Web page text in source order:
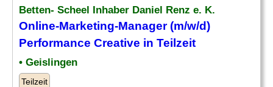
Betten- Scheel Inhaber Daniel Renz e. K.
Online-Marketing-Manager (m/w/d)
Performance Creative in Teilzeit
• Geislingen
Teilzeit